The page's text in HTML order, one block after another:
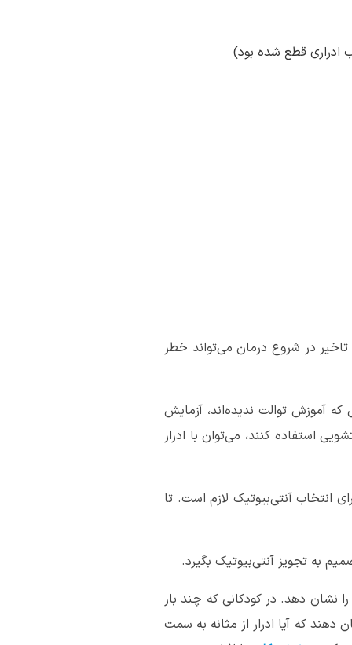
قطع شده بود)
ظرف 24 ساعت به پزشک مراجعه کنیم. تاخیر در شروع درمان می‌تواند خطر
که آموزش توالت ندیده‌اند، آزمایش
استفاده کنند، می‌توان با ادرار
انتخاب آنتی‌بیوتیک لازم است. تا
به تجویز آنتی‌بیوتیک بگیرد.
نشان دهد. در کودکانی که چند بار
که آیا ادرار از مثانه به سمت